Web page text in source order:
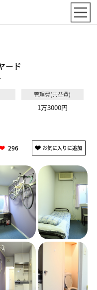
ード
管理費(共益費)
1万3000円
296